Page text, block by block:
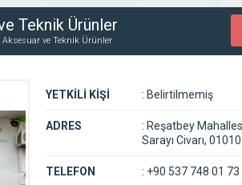
Teknik Ürünler
Aksesuar ve Teknik Ürünler
YETKİLİ KİŞİ : Belirtilmemiş
ADRES : Reşatbey
Sarayı Civarı,
TELEFON : +90 537 748 01 73